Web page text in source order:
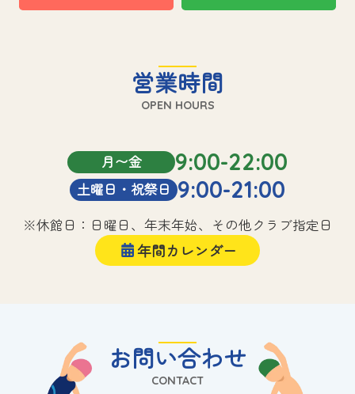
営業時間
OPEN HOURS
月〜金 9:00-22:00
土曜日・祝祭日 9:00-21:00
※休館日：日曜日、年末年始、その他クラブ指定日
年間カレンダー
お問い合わせ
CONTACT